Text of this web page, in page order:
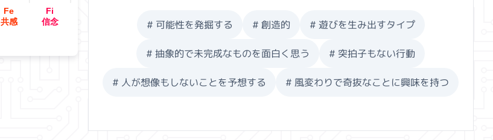
Fe
共感
Fi
信念 # 可能性を発掘する # 創造的 # 遊びを生み出すタイプ
#抽象的で未完成なものを面白く思う # 突拍子もない行動
# 人が想像もしないことを予想する # 風変わりで奇抜なことに興味を持つ